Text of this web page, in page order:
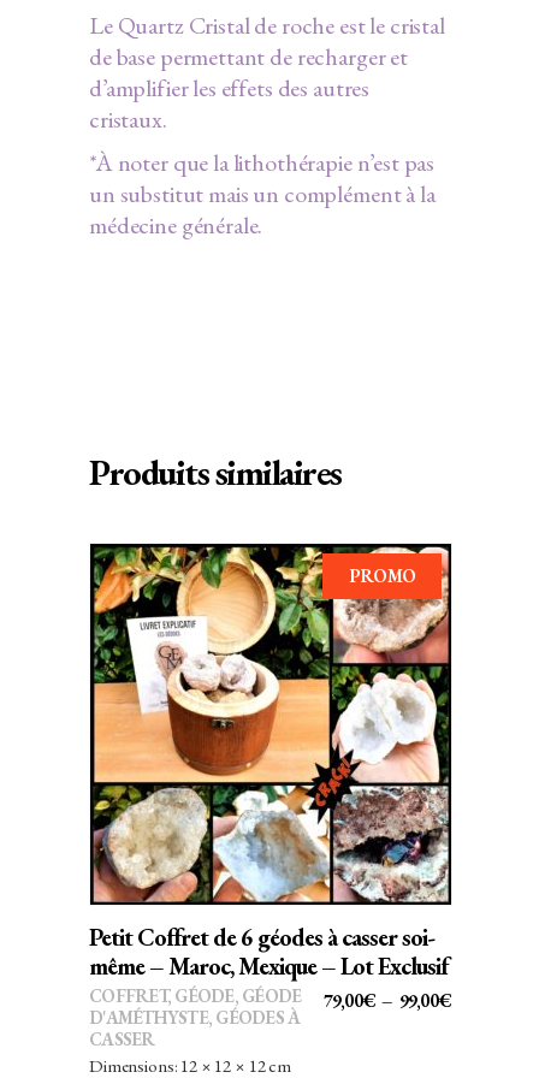
Le Quartz Cristal de roche est le cristal
de base permettant de recharger et
d’amplifier les effets des autres
cristaux.
*À noter que la lithothérapie n’est pas
un substitut mais un complément à la
médecine générale.
Produits similaires
PROMO
CHOIX DES OPTIONS
Ce
produit
a
plusieurs
variations.
Les
options
être
sur
Petit Coffret de 6 géodes à casser soi-
même – Maroc, Mexique – Lot Exclusif
79,00€ – 99,00€PLAGE
COFFRET, GÉODE, GÉODE
D'AMÉTHYSTE, GÉODES À
CASSER
Dimensions: 12 × 12 × 12 cm